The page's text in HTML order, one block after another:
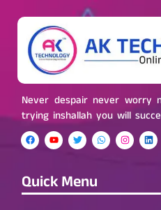
Never despair never worry
trying inshallah you will
Quick Menu